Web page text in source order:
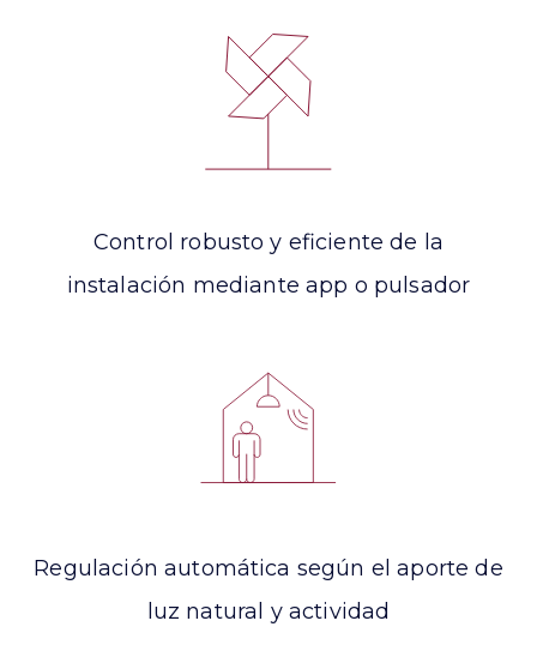
Control robusto y eficiente de la
instalación mediante app o pulsador
Regulación automática según el aporte de
luz natural y actividad